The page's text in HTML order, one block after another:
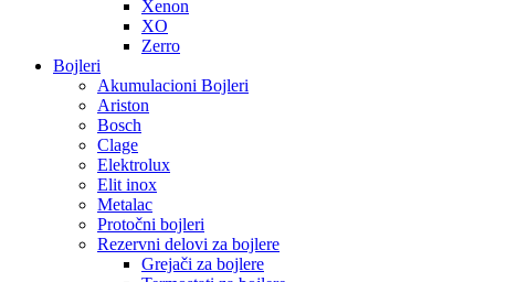
Xenon
XO
Zerro
Bojleri
Akumulacioni Bojleri
Ariston
Bosch
Clage
Elektrolux
Elit inox
Metalac
Protočni bojleri
Rezervni delovi za bojlere
Grejači za bojlere